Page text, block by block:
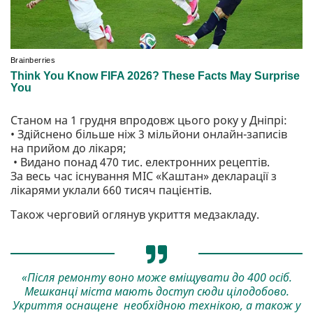
Станом на 1 грудня впродовж цього року у Дніпрі:
• Здійснено більше ніж 3 мільйони онлайн-записів
на прийом до лікаря;
• Видано понад 470 тис. електронних рецептів.
За весь час існування МІС «Каштан» декларації з
лікарями уклали 660 тисяч пацієнтів.
Також черговий оглянув укриття медзакладу.
«Після ремонту воно може вміщувати до 400 осіб.
Мешканці міста мають доступ сюди цілодобово.
Укриття оснащене необхідною технікою, а також у